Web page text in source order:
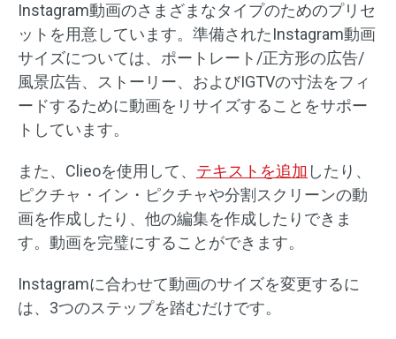
Instagram動画のさまざまなタイプのためのプリセ
ットを用意しています。準備されたInstagram動画
サイズについては、ポートレート/正方形の広告/
風景広告、ストーリー、およびIGTVの寸法をフィ
ードするために動画をリサイズすることをサポー
トしています。
また、Clieoを使用して、 テキストを追加 したり、
ピクチャ・イン・ピクチャや分割スクリーンの動
画を作成したり、他の編集を作成したりできま
す。動画を完璧にすることができます。
Instagramに合わせて動画のサイズを変更するに
は、3つのステップを踏むだけです。